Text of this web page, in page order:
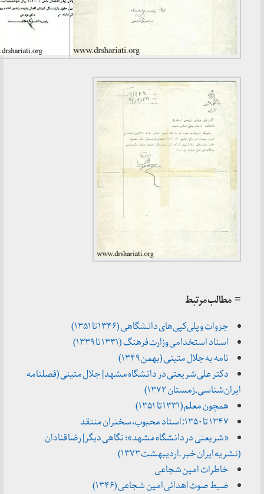
≡ مطالب مرتبط
جزوات و پلی‌کپی‌های دانشگاهی (۱۳۴۶ تا ۱۳۵۱)
اسناد استخدامی وزارت فرهنگ (۱۳۳۱ تا ۱۳۳۹)
نامه به جلال متینی (بهمن ۱۳۴۹)
دکتر علی شریعتی در دانشگاه مشهد | جلال متینی (فصلنامه
ایران‌شناسی ـ زمستان ۱۳۷۲)
همچون معلم (۱۳۳۱ تا ۱۳۵۱)
۱۳۴۷ تا ۱۳۵۰: استاد محبوب، سخنران منتقد
«شریعتی در دانشگاه مشهد»؛ نگاهی دیگر | رضا قنادان
(نشریه ایران خبر ـ اردیبهشت ۱۳۷۳)
خاطرات امین شجاعی
ضبط صوت اهدائی امین شجاعی (۱۳۴۶)